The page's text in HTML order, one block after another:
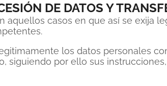
DE DATOS Y
aquellos casos en que así se exija
los datos personales
siguiendo por ello sus